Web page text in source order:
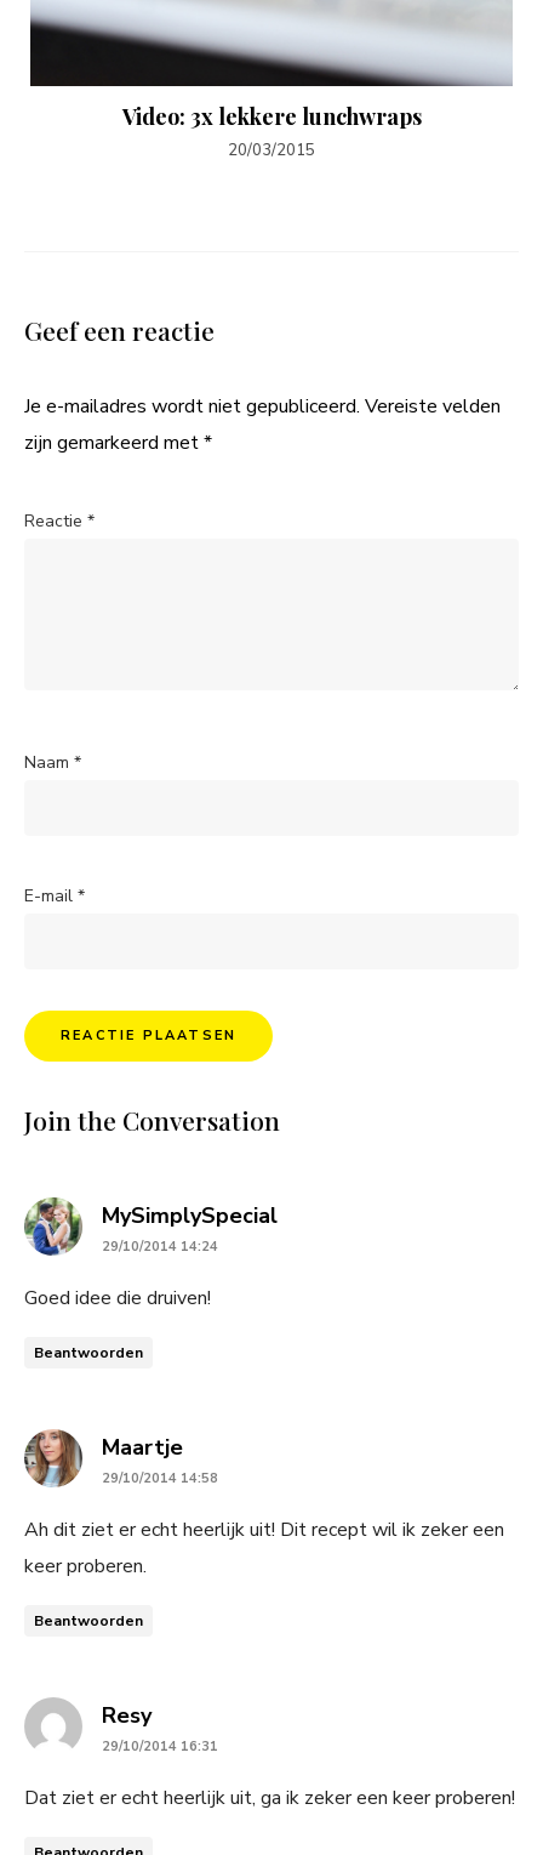
Video: 3x lekkere lunchwraps
20/03/2015
Geef een reactie
Je e-mailadres wordt niet gepubliceerd. Vereiste velden
zijn gemarkeerd met*
Reactie *
Naam *
E-mail *
Join the Conversation
MySimplySpecialsays:
29/10/2014 14:24
Goed idee die druiven!
Beantwoorden
Maartjesays:
29/10/2014 14:58
Ah dit ziet er echt heerlijk uit! Dit recept wil ik zeker een
keer proberen.
Beantwoorden
Resysays:
29/10/2014 16:31
Dat ziet er echt heerlijk uit, ga ik zeker een keer proberen!